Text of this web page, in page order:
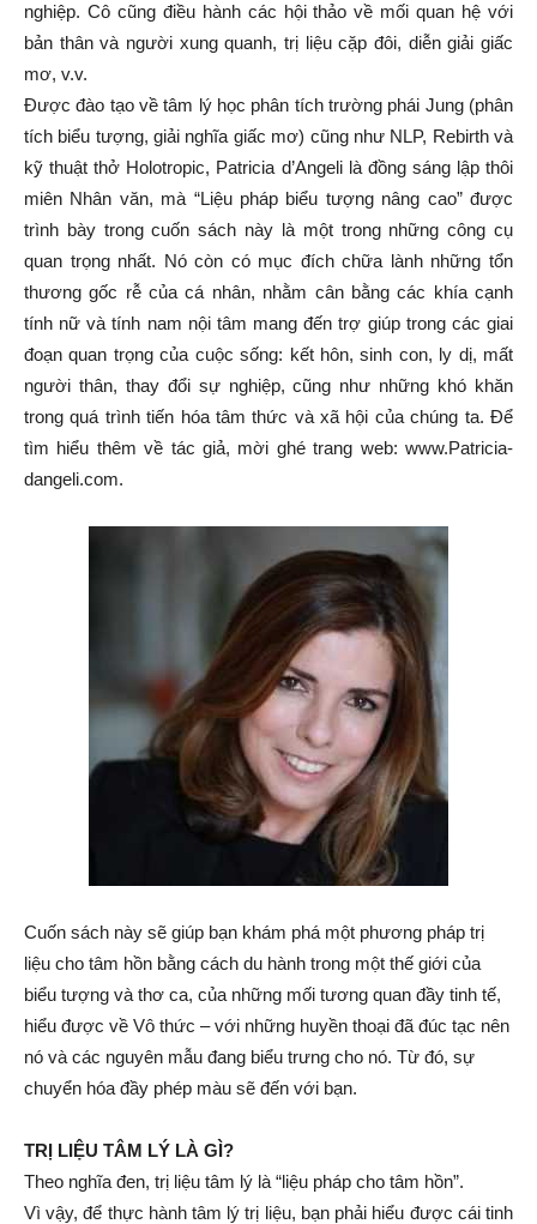
nghiệp. Cô cũng điều hành các hội thảo về mối quan hệ với
bản thân và người xung quanh, trị liệu cặp đôi, diễn giải giấc
mơ, v.v.
Được đào tạo về tâm lý học phân tích trường phái Jung (phân
tích biểu tượng, giải nghĩa giấc mơ) cũng như NLP, Rebirth và
kỹ thuật thở Holotropic, Patricia d’Angeli là đồng sáng lập thôi
miên Nhân văn, mà “Liệu pháp biểu tượng nâng cao” được
trình bày trong cuốn sách này là một trong những công cụ
quan trọng nhất. Nó còn có mục đích chữa lành những tổn
thương gốc rễ của cá nhân, nhằm cân bằng các khía cạnh
tính nữ và tính nam nội tâm mang đến trợ giúp trong các giai
đoạn quan trọng của cuộc sống: kết hôn, sinh con, ly dị, mất
người thân, thay đổi sự nghiệp, cũng như những khó khăn
trong quá trình tiến hóa tâm thức và xã hội của chúng ta. Để
tìm hiểu thêm về tác giả, mời ghé trang web: www.Patricia-
dangeli.com.
Cuốn sách này sẽ giúp bạn khám phá một phương pháp trị
liệu cho tâm hồn bằng cách du hành trong một thế giới của
biểu tượng và thơ ca, của những mối tương quan đầy tinh tế,
hiểu được về Vô thức – với những huyền thoại đã đúc tạc nên
nó và các nguyên mẫu đang biểu trưng cho nó. Từ đó, sự
chuyển hóa đầy phép màu sẽ đến với bạn.
TRỊ LIỆU TÂM LÝ LÀ GÌ?
Theo nghĩa đen, trị liệu tâm lý là “liệu pháp cho tâm hồn”.
Vì vậy, để thực hành tâm lý trị liệu, bạn phải hiểu được cái tinh